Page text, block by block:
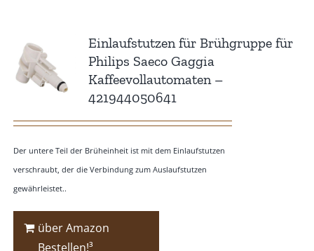
Einlaufstutzen für Brühgruppe für
Philips Saeco Gaggia
Kaffeevollautomaten –
421944050641
Der untere Teil der Brüheinheit ist mit dem Einlaufstutzen
verschraubt, der die Verbindung zum Auslaufstutzen
gewährleistet..
über Amazon
Bestellen!³